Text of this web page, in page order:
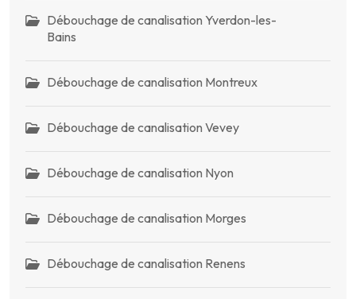
Débouchage de canalisation Yverdon-les-
Bains
Débouchage de canalisation Montreux
Débouchage de canalisation Vevey
Débouchage de canalisation Nyon
Débouchage de canalisation Morges
Débouchage de canalisation Renens